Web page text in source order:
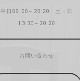
平日09:00～20:20 土・日
13:30～20:20
お問い合わせ